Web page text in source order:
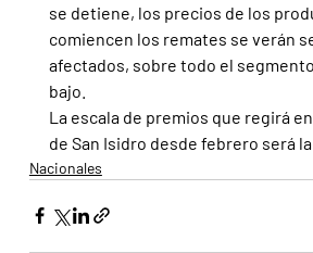
se detiene, los precios de los
comiencen los remates se verán
afectados, sobre todo el
bajo.
La escala de premios que regirá
de San Isidro desde febrero será
Nacionales